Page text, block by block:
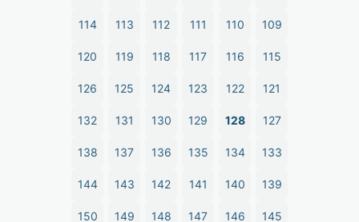
109
110
111
112
113
114
115
116
117
118
119
120
121
122
123
124
125
126
127
128
129
130
131
132
133
134
135
136
137
138
139
140
141
142
143
144
145
146
147
148
149
150